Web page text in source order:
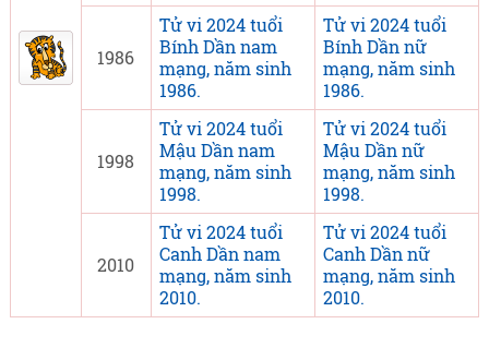
1986
Tử vi 2024 tuổi
Bính Dần nam
mạng, năm sinh
1986.
Tử vi 2024 tuổi
Bính Dần nữ
mạng, năm sinh
1986.
1998
Tử vi 2024 tuổi
Mậu Dần nam
mạng, năm sinh
1998.
Tử vi 2024 tuổi
Mậu Dần nữ
mạng, năm sinh
1998.
2010
Tử vi 2024 tuổi
Canh Dần nam
mạng, năm sinh
2010.
Tử vi 2024 tuổi
Canh Dần nữ
mạng, năm sinh
2010.